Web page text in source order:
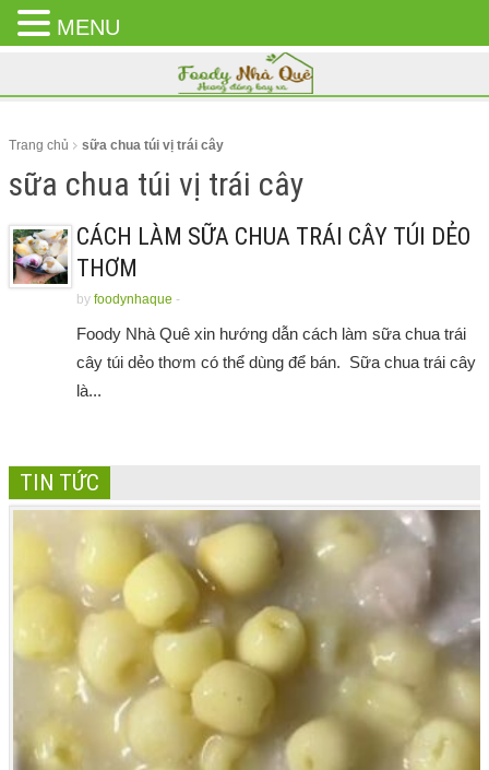
CLOSE
MENU
Trang chủ sữa chua túi vị trái cây
sữa chua túi vị trái cây
CÁCH LÀM SỮA CHUA TRÁI CÂY TÚI DẺO
THƠM
by foodynhaque -
Foody Nhà Quê xin hướng dẫn cách làm sữa chua trái
cây túi dẻo thơm có thể dùng để bán. Sữa chua trái cây
là...
TIN TỨC
MENU